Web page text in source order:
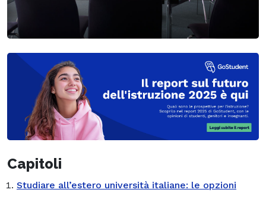
Capitoli
Studiare all’estero università italiane: le opzioni